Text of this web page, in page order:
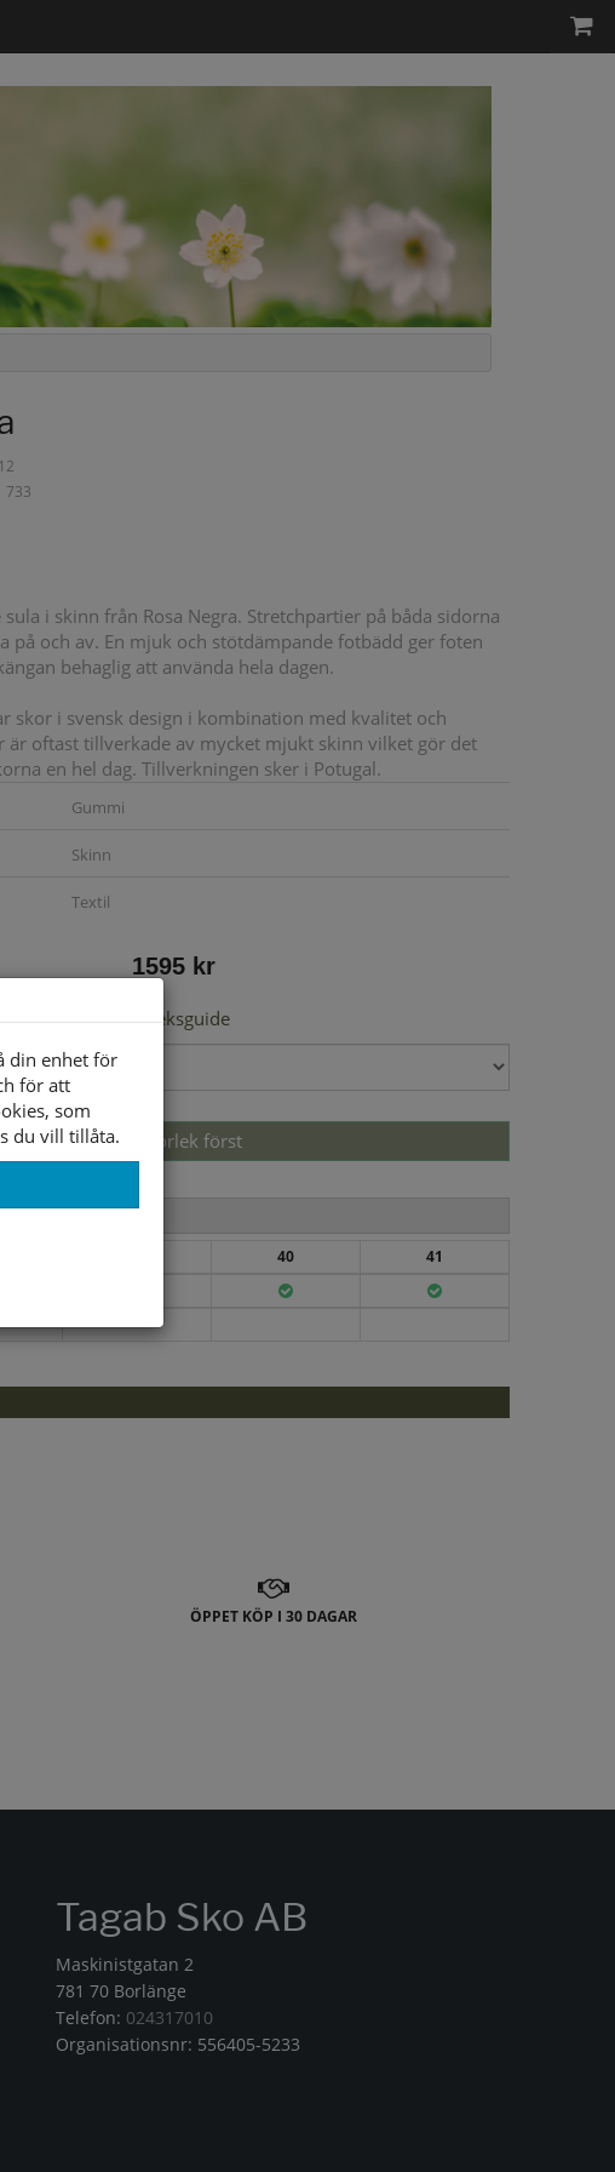
733
i skinn från Rosa Negra. Stretchpartier på båda sidorna
på och av. En mjuk och stötdämpande fotbädd ger foten
behaglig att använda hela dagen.
skor i svensk design i kombination med kvalitet och
är oftast tillverkade av mycket mjukt skinn vilket gör det
en hel dag. Tillverkningen sker i Potugal.
Gummi
Skinn
Textil
1595 kr
Storleksguide
Välj storlek först
40
41
ÖPPET KÖP I 30 DAGAR
din enhet för
för att
som
du vill tillåta.
Tagab Sko AB
Maskinistgatan 2
781 70 Borlänge
Telefon: 024317010
Organisationsnr: 556405-5233